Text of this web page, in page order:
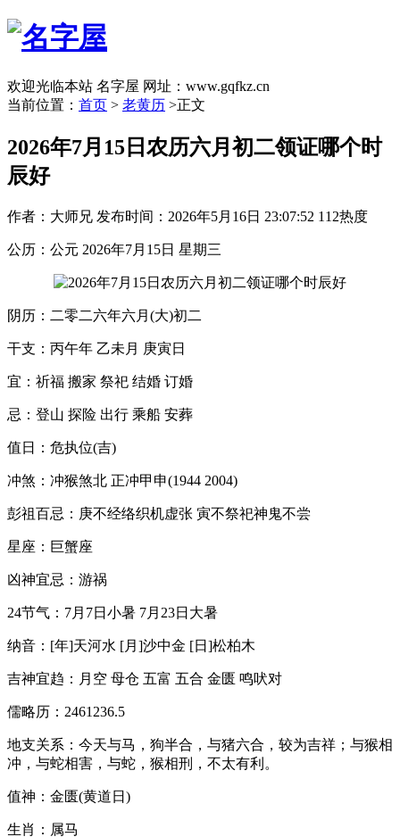
欢迎光临本站 名字屋 网址：www.gqfkz.cn
当前位置： 首页 > 老黄历 >正文
2026年7月15日农历六月初二领证哪个时
辰好
作者：大师兄 发布时间：2026年5月16日 23:07:52 112热度
公历：公元 2026年7月15日 星期三
阴历：二零二六年六月(大)初二
干支：丙午年 乙未月 庚寅日
宜：祈福 搬家 祭祀 结婚 订婚
忌：登山 探险 出行 乘船 安葬
值日：危执位(吉)
冲煞：冲猴煞北 正冲甲申(1944 2004)
彭祖百忌：庚不经络织机虚张 寅不祭祀神鬼不尝
星座：巨蟹座
凶神宜忌：游祸
24节气：7月7日小暑 7月23日大暑
纳音：[年]天河水 [月]沙中金 [日]松柏木
吉神宜趋：月空 母仓 五富 五合 金匮 鸣吠对
儒略历：2461236.5
地支关系：今天与马，狗半合，与猪六合，较为吉祥；与猴相
冲，与蛇相害，与蛇，猴相刑，不太有利。
值神：金匮(黄道日)
生肖：属马